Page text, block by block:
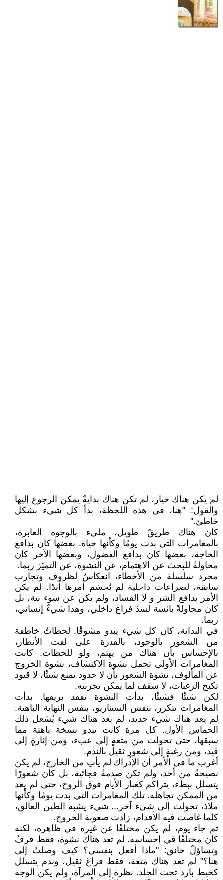
لم يكن هناك خيار، لم تكن هناك بدايةٌ يمكن الرجوع إليها
والقول: "هنا، في هذه اللحظة، بدأ كل شيء بشكل
خاطئ."
كان هناك طريقٌ طويل، مليء بالوجوه العابرة،
بالمغامرات التي بدت يومًا وكأنها حياة. بعضها كان بدافع
الحاجة، بعضها كان بدافع الفضول، وبعضها الآخر كان
محاولةً للبحث عن الاهتمام، عن النشوة، عن التميّز ربما.
مجرد سلسلة من الأخطاء، انعكاسٌ لظروف وتجارب
سابقة، لصراعات داخلية لم يُحسَم أمرها أبدًا. لم يكن
الأمر بدافع الشر و لا الفساد، ولم يكن عن سوء نية، بل
كان محاولةً بائسة لسدّ فراغ داخلي، وهذا شيءٌ إنساني،
ربما.
في البداية، كان كل شيء يبدو مشوقًا. لحظاتٌ خاطفة
من الشعور بالوجود، بالقدرة على لفت الأنظار،
بالإحساس بأن هناك من يهتم، ولو للحظات. كانت
المغامرات الأولى تحمل نشوة الاكتشاف، نشوة الخروج
عن المألوف، نشوة الشعور بأن لا حدود تمنع شيئًا، لا قيود
تكبح الرغبات، لا سقف لما يمكن تجربته.
لكن شيئًا فشيئًا، بدأت النشوة تفقد بريقها. بدأت
المغامرات تتكرر، بنفس السيناريو، بنفس النهاية الباهتة.
لم يعد هناك شيء جديد، لم يعد هناك شيء يُشعل ذلك
الحماس الأول. كل مرة كانت تبدو نسخة باهتة مما
سبقها، حتى تحولت من متعةٍ إلى عبء، ومن إثارةٍ إلى
قيد، ومن رغبةٍ إلى شعورٍ ثقيل بالندم.
أغرب ما في الأمر أن الإدراك لم يأتِ من الخارج، لم يكن
نصيحةً من أحد، ولم تكن صدمةً فجائية، بل كان شعورًا
يتسلل ببطء، يتراكم كغبار الأيام فوق الروح، حتى لم يعد
من الممكن تجاهله. تلك المغامرات التي بدت يومًا وكأنها
ملاذ، تحولت إلى شيء آخر... شيء يشبه الطين العالق،
كلما غاصت فيه الأقدام، زادت صعوبة الخروج.
ثم جاء يوم، لم يكن مختلفًا عن غيره في ظاهره، لكنه
كان مختلفًا في إحساسه. لم تعد هناك نشوة، فقط قرفٌ
وتساؤلٌ خانق: "ماذا أفعل بنفسي؟ كيف وصلتُ إلى
هنا؟" لم تعد هناك متعة، فقط فراغ ثقيل، وندم يتسلل
كخيط بارد تحت الجلد. نظرة إلى المرآة، ولم يكن الوجه